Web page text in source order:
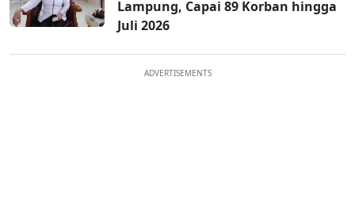
Lampung, Capai 89 Korban hingga
Juli 2026
ADVERTISEMENTS